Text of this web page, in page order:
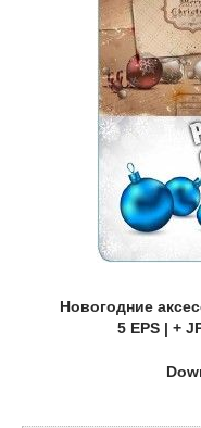
Новогодние
5 EPS | +